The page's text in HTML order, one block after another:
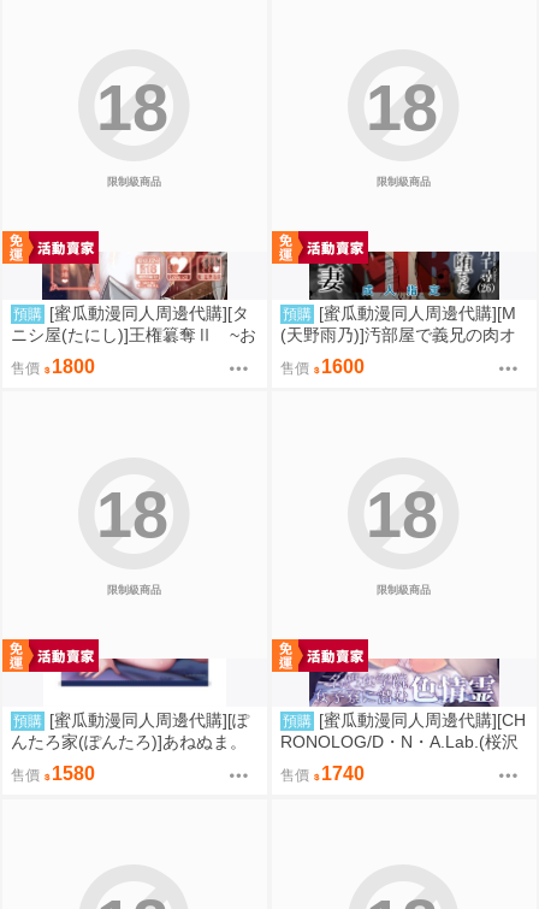
限制級商品
18
預購 [蜜瓜動漫同人周邊代購][タ
ニシ屋(たにし)]王権簒奪Ⅱ ~お
ちんぽ一本で王国崩壊 王宮は
ちんぽの遊園地~【B2Wタペスト
售價 1800
限制級商品
18
預購 [蜜瓜動漫同人周邊代購][M
(天野雨乃)]汚部屋で義兄の肉オ
ナホに堕ちた巨乳人妻【B2Wタ
ペストリー】(B2掛軸特典版)(同
售價 1600
限制級商品
18
預購 [蜜瓜動漫同人周邊代購][ぽ
んたろ家(ぽんたろ)]あねぬま。
～清楚なお義姉さんは僕を優し
く蹂躙する～【B2Wスエードタ
售價 1580
限制級商品
18
預購 [蜜瓜動漫同人周邊代購][CH
RONOLOG/D・N・A.Lab.(桜沢
いづみ、ミヤスリサ)]名門女学院
女子寮に潜む色情霊【B2Wスエ
售價 1740